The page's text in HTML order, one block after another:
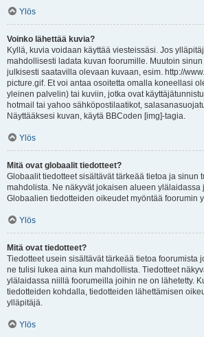
Ylös
Voinko lähettää kuvia?
Kyllä, kuvia voidaan käyttää viesteissäsi. Jos
mahdollisesti ladata kuvan foorumille. Muutoin
julkisesti saatavilla olevaan kuvaan, esim. http://
picture.gif. Et voi antaa osoitetta omalla koneellasi
yleinen palvelin) tai kuviin, jotka ovat
hotmail tai yahoo sähköpostilaatikot,
Näyttääksesi kuvan, käytä BBCoden [img]-tagia.
Ylös
Mitä ovat globaalit tiedotteet?
Globaalit tiedotteet sisältävät tärkeää tietoa ja sinun
mahdolista. Ne näkyvät jokaisen alueen ylälaidassa
Globaalien tiedotteiden oikeudet myöntää foorumin
Ylös
Mitä ovat tiedotteet?
Tiedotteet usein sisältävät tärkeää tietoa foorumista
ne tulisi lukea aina kun mahdollista. Tiedotteet
ylälaidassa niillä foorumeilla joihin ne on lähetetty.
tiedotteiden kohdalla, tiedotteiden lähettämisen
ylläpitäjä.
Ylös